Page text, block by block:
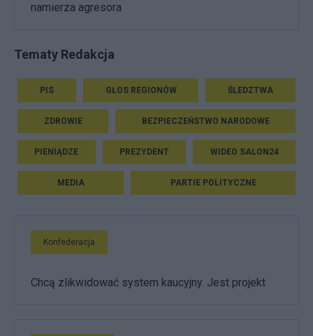
namierza agresora
Tematy Redakcja
PIS GŁOS REGIONÓW ŚLEDZTWA
ZDROWIE BEZPIECZEŃSTWO NARODOWE
PIENIĄDZE PREZYDENT WIDEO SALON24
MEDIA PARTIE POLITYCZNE
Konfederacja
Chcą zlikwidować system kaucyjny. Jest projekt